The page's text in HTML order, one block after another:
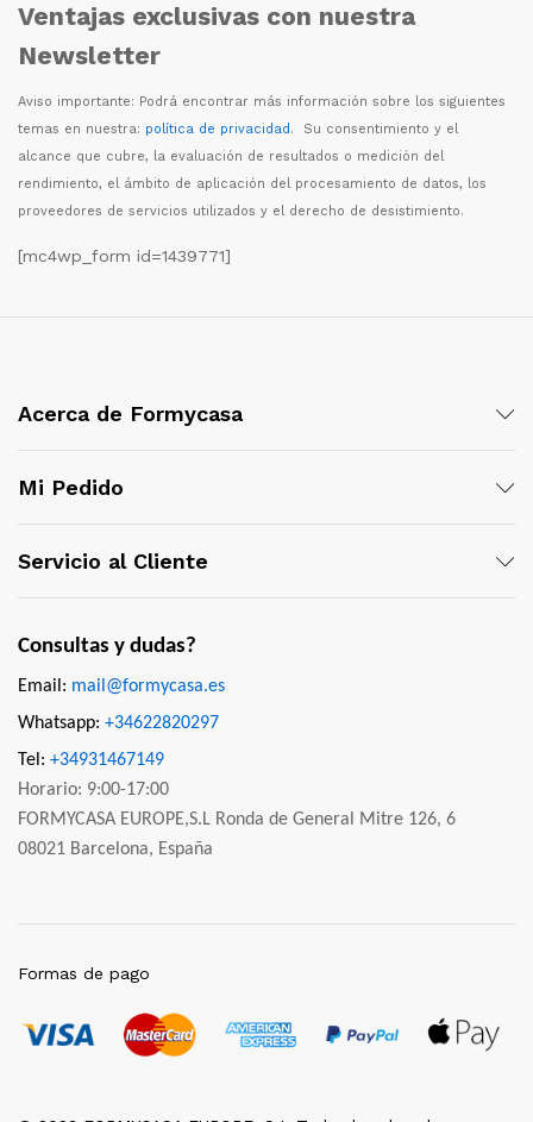
Ventajas exclusivas con nuestra
Newsletter
Aviso importante: Podrá encontrar más información sobre los siguientes
temas en nuestra: política de privacidad. Su consentimiento y el
alcance que cubre, la evaluación de resultados o medición del
rendimiento, el ámbito de aplicación del procesamiento de datos, los
proveedores de servicios utilizados y el derecho de desistimiento.
[mc4wp_form id=1439771]
Acerca de Formycasa
Mi Pedido
Servicio al Cliente
Consultas y dudas?
Email: mail@formycasa.es
Whatsapp: +34622820297
Tel: +34931467149
Horario: 9:00-17:00
FORMYCASA EUROPE,S.L Ronda de General Mitre 126, 6
08021 Barcelona, España
Formas de pago